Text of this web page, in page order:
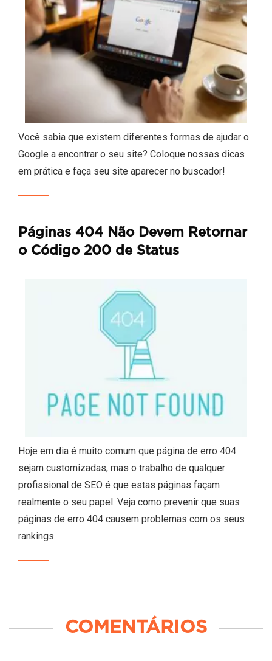
Você sabia que existem diferentes formas de ajudar o
Google a encontrar o seu site? Coloque nossas dicas
em prática e faça seu site aparecer no buscador!
Páginas 404 Não Devem Retornar
o Código 200 de Status
Hoje em dia é muito comum que página de erro 404
sejam customizadas, mas o trabalho de qualquer
profissional de SEO é que estas páginas façam
realmente o seu papel. Veja como prevenir que suas
páginas de erro 404 causem problemas com os seus
rankings.
COMENTÁRIOS